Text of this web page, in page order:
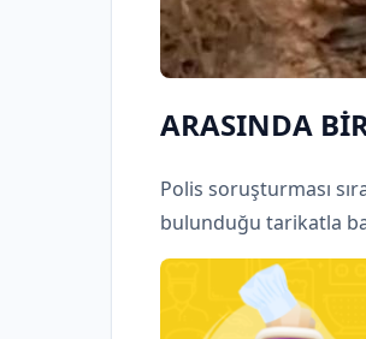
ARASINDA
Polis soruşturması
bulunduğu tarikatla